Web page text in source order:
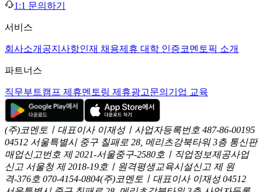
1:1 문의하기
서비스
회사소개 공지사항인재 채용제휴 대학 인증코멘토픽 소개
파트너스
직무부트캠프 제휴멘토링 제휴광고문의 기업 교육
(주)코멘토ㅣ대표이사 이재성ㅣ사업자등록번호 487-86-00195
04512 서울특별시 중구 칠패로 28, 메리츠강북타워 3층 통신판
매업신고번호 제 2021-서울중구-2580호ㅣ직업정보제공사업
신고 서울청 제 2018-19호ㅣ원격평생교육시설신고 제 원
격-376호 070-4154-0804(주)코멘토ㅣ대표이사 이재성 04512